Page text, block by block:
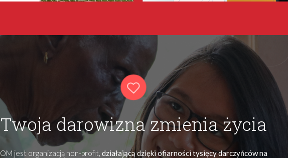
Twoja darowizna zmienia życia
OM jest organizacją non-profit, działającą dzięki ofiarności tysięcy darczyńców na